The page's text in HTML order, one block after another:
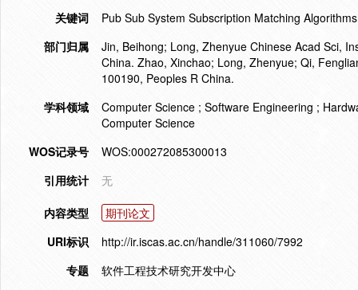
关键词
Pub Sub System Subscription Matching
部门归属
Jin, Beihong; Long, Zhenyue Chinese Acad Sci,
China. Zhao, Xinchao; Long, Zhenyue; Qi,
100190, Peoples R China.
学科领域
Computer Science ; Software Engineering ;
Computer Science
WOS记录号
WOS:000272085300013
引用统计
无
内容类型
期刊论文
URI标识
http://ir.iscas.ac.cn/handle/311060/7992
专题
软件工程技术研究开发中心